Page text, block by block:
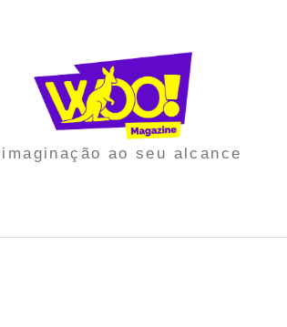
ao seu alcance